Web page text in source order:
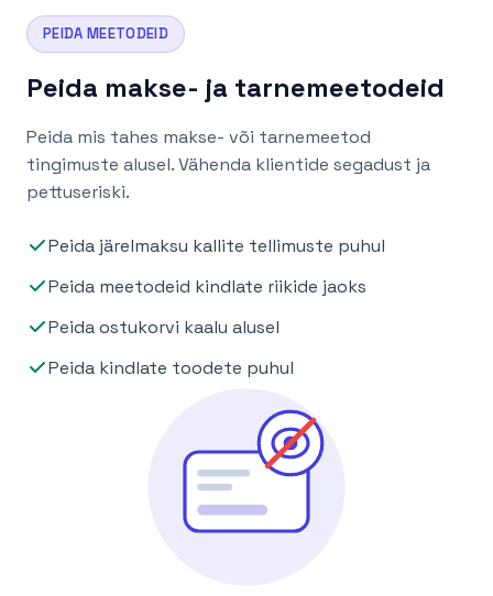
PEIDA MEETODEID
Peida makse- ja tarnemeetodeid
Peida mis tahes makse- või tarnemeetod
tingimuste alusel. Vähenda klientide segadust ja
pettuseriski.
Peida järelmaksu kallite tellimuste puhul
Peida meetodeid kindlate riikide jaoks
Peida ostukorvi kaalu alusel
Peida kindlate toodete puhul